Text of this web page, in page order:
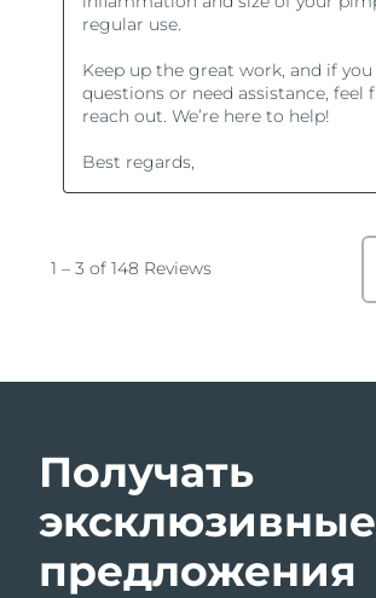
Получать
эксклюзивные
предложения